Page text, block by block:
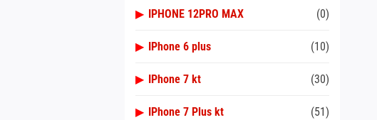
▶ IPHONE 12PRO MAX (0)
▶ IPhone 6 plus (10)
▶ IPhone 7 kt (30)
▶ IPhone 7 Plus kt (51)